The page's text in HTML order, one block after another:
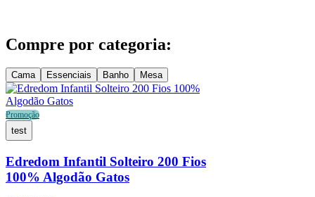
Compre por categoria:
Cama Essenciais Banho Mesa
Promoção
test
Edredom Infantil Solteiro 200 Fios
100% Algodão Gatos